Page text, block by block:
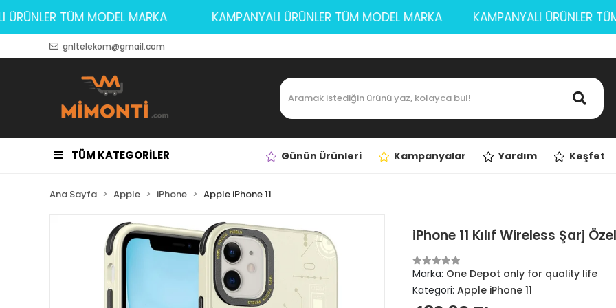
ÜRÜNLER TÜM MODEL MARKA KAMPANYALI ÜRÜNLER TÜM MODEL MARKA KAMPANYALI
gnltelekom@gmail.com
TÜM KATEGORİLER Günün Ürünleri Kampanyalar Yardım Keşfet
Ana Sayfa Apple iPhone Apple iPhone 11
iPhone 11 Kılıf Wireless Şarj
Marka: One Depot only for quality life
Kategori:Apple iPhone 11